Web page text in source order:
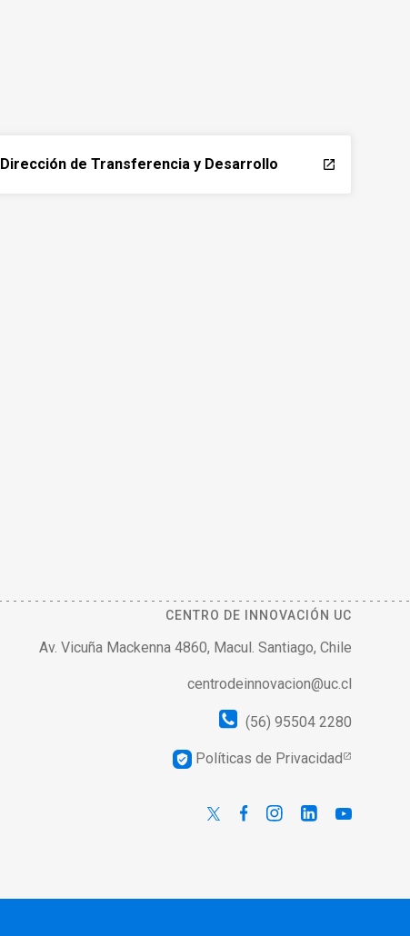
Dirección de Transferencia y Desarrollo launch
CENTRO DE INNOVACIÓN UC
Av. Vicuña Mackenna 4860, Macul. Santiago, Chile
centrodeinnovacion@uc.cl
(56) 95504 2280
verified_user Políticas de Privacidad